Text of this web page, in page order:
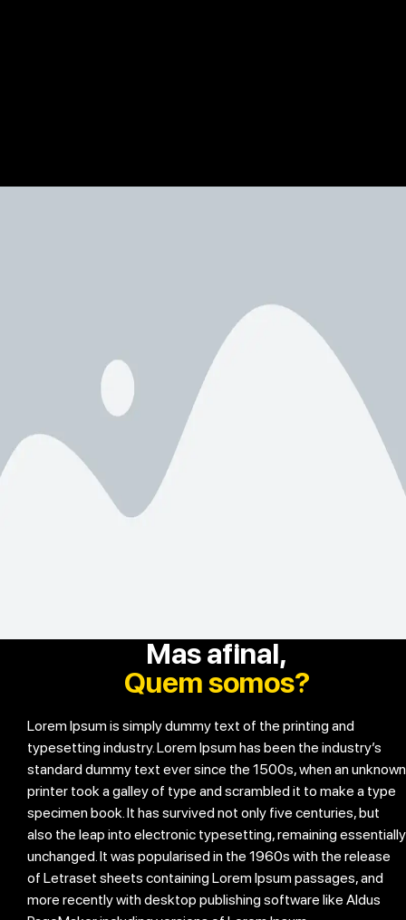
Mas afinal,
Quem somos?
Lorem Ipsum is simply dummy text of the printing and
typesetting industry. Lorem Ipsum has been the industry’s
standard dummy text ever since the 1500s, when an unknown
printer took a galley of type and scrambled it to make a type
specimen book. It has survived not only five centuries, but
also the leap into electronic typesetting, remaining essentially
unchanged. It was popularised in the 1960s with the release
of Letraset sheets containing Lorem Ipsum passages, and
more recently with desktop publishing software like Aldus